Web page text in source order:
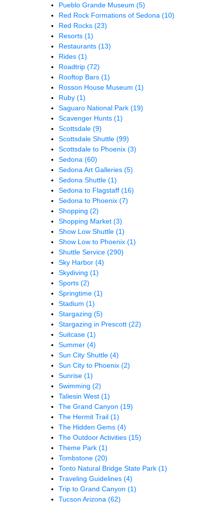
Pueblo Grande Museum (5)
Red Rock Formations of Sedona (10)
Red Rocks (23)
Resorts (1)
Restaurants (13)
Rides (1)
Roadtrip (72)
Rooftop Bars (1)
Rosson House Museum (1)
Ruby (1)
Saguaro National Park (19)
Scavenger Hunts (1)
Scottsdale (9)
Scottsdale Shuttle (99)
Scottsdale to Phoenix (3)
Sedona (60)
Sedona Art Galleries (5)
Sedona Shuttle (1)
Sedona to Flagstaff (16)
Sedona to Phoenix (7)
Shopping (2)
Shopping Market (3)
Show Low Shuttle (1)
Show Low to Phoenix (1)
Shuttle Service (290)
Sky Harbor (4)
Skydiving (1)
Sports (2)
Springtime (1)
Stadium (1)
Stargazing (5)
Stargazing in Prescott (22)
Suitcase (1)
Summer (4)
Sun City Shuttle (4)
Sun City to Phoenix (2)
Sunrise (1)
Swimming (2)
Taliesin West (1)
The Grand Canyon (19)
The Hermit Trail (1)
The Hidden Gems (4)
The Outdoor Activities (15)
Theme Park (1)
Tombstone (20)
Tonto Natural Bridge State Park (1)
Traveling Guidelines (4)
Trip to Grand Canyon (1)
Tucson Arizona (62)